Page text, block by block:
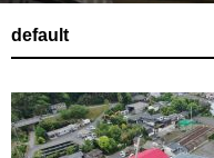
default